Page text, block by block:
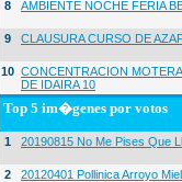
8 AMBIENTE NOCHE FERIA
9 CLAUSURA CURSO DE
10 CONCENTRACION
DE IDAIRA 10
Top 5 im�genes por votos
1 20190815 No Me Pises Que
2 20120401 Pollinica Arroyo Miel